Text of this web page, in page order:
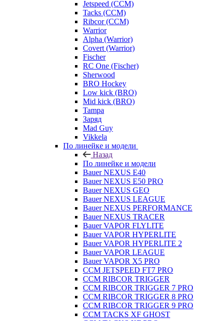
Jetspeed (CCM)
Tacks (CCM)
Ribcor (CCM)
Warrior
Alpha (Warrior)
Covert (Warrior)
Fischer
RC One (Fischer)
Sherwood
BRO Hockey
Low kick (BRO)
Mid kick (BRO)
Tampa
Заряд
Mad Guy
Vikkela
По линейке и модели
Назад
По линейке и модели
Bauer NEXUS E40
Bauer NEXUS E50 PRO
Bauer NEXUS GEO
Bauer NEXUS LEAGUE
Bauer NEXUS PERFORMANCE
Bauer NEXUS TRACER
Bauer VAPOR FLYLITE
Bauer VAPOR HYPERLITE
Bauer VAPOR HYPERLITE 2
Bauer VAPOR LEAGUE
Bauer VAPOR X5 PRO
CCM JETSPEED FT7 PRO
CCM RIBCOR TRIGGER
CCM RIBCOR TRIGGER 7 PRO
CCM RIBCOR TRIGGER 8 PRO
CCM RIBCOR TRIGGER 9 PRO
CCM TACKS XF GHOST